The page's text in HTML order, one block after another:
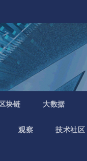
块链 大数据
观察 技术社区